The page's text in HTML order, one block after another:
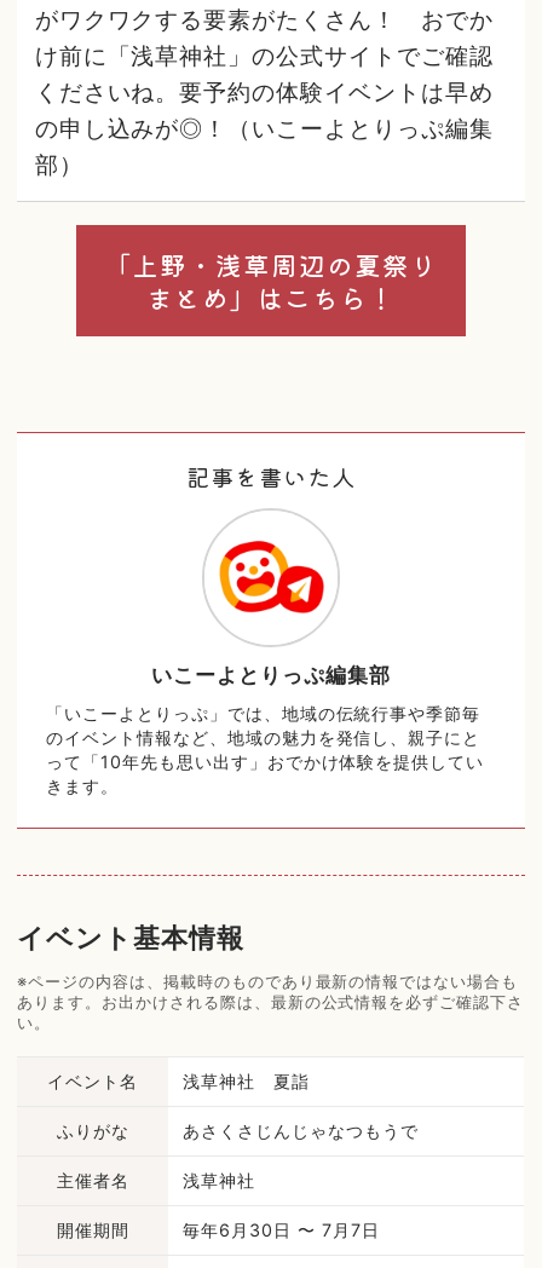
がワクワクする要素がたくさん！ おでか
け前に「浅草神社」の公式サイトでご確認
くださいね。要予約の体験イベントは早め
の申し込みが◎！（いこーよとりっぷ編集
部）
「上野・浅草周辺の夏祭り
まとめ」はこちら！
記事を書いた人
いこーよとりっぷ編集部
「いこーよとりっぷ」では、地域の伝統行事や季節毎
のイベント情報など、地域の魅力を発信し、親子にと
って「10年先も思い出す」おでかけ体験を提供してい
きます。
イベント基本情報
※ページの内容は、掲載時のものであり最新の情報ではない場合も
あります。お出かけされる際は、最新の公式情報を必ずご確認下さ
い。
イベント名 浅草神社 夏詣
ふりがな あさくさじんじゃなつもうで
主催者名 浅草神社
開催期間 毎年6月30日 〜 7月7日